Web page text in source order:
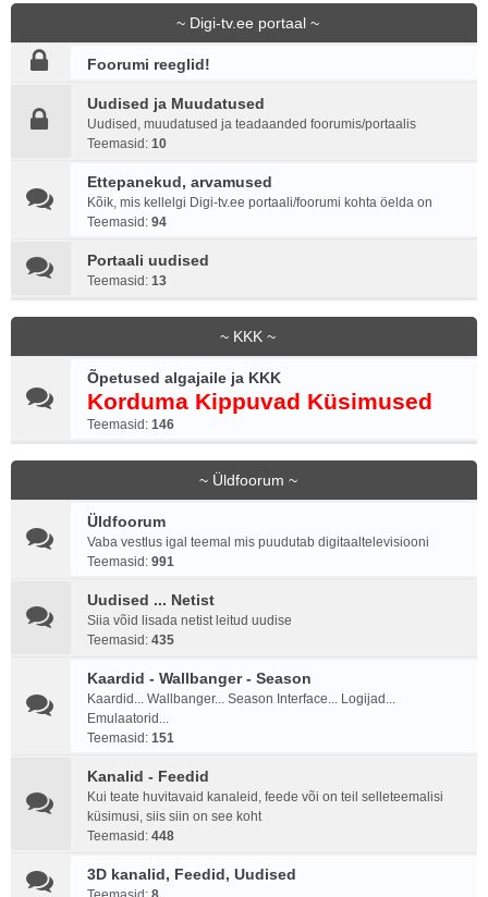
~ Digi-tv.ee portaal ~
Foorumi reeglid!
Uudised ja Muudatused
Uudised, muudatused ja teadaanded foorumis/portaalis
Teemasid: 10
Ettepanekud, arvamused
Kõik, mis kellelgi Digi-tv.ee portaali/foorumi kohta öelda on
Teemasid: 94
Portaali uudised
Teemasid: 13
~ KKK ~
Õpetused algajaile ja KKK
Korduma Kippuvad Küsimused
Teemasid: 146
~ Üldfoorum ~
Üldfoorum
Vaba vestlus igal teemal mis puudutab digitaaltelevisiooni
Teemasid: 991
Uudised ... Netist
Siia võid lisada netist leitud uudise
Teemasid: 435
Kaardid - Wallbanger - Season
Kaardid... Wallbanger... Season Interface... Logijad...
Emulaatorid...
Teemasid: 151
Kanalid - Feedid
Kui teate huvitavaid kanaleid, feede või on teil selleteemalisi
küsimusi, siis siin on see koht
Teemasid: 448
3D kanalid, Feedid, Uudised